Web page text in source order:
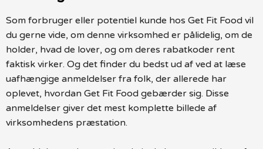
Som forbruger eller potentiel kunde hos Get Fit Food vil
du gerne vide, om denne virksomhed er pålidelig, om de
holder, hvad de lover, og om deres rabatkoder rent
faktisk virker. Og det finder du bedst ud af ved at læse
uafhængige anmeldelser fra folk, der allerede har
oplevet, hvordan Get Fit Food gebærder sig. Disse
anmeldelser giver det mest komplette billede af
virksomhedens præstation.